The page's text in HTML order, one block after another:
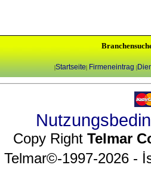
|Startseite| Firmeneintrag |
Copy Right Telmar
Telmar©-1997-2026 -